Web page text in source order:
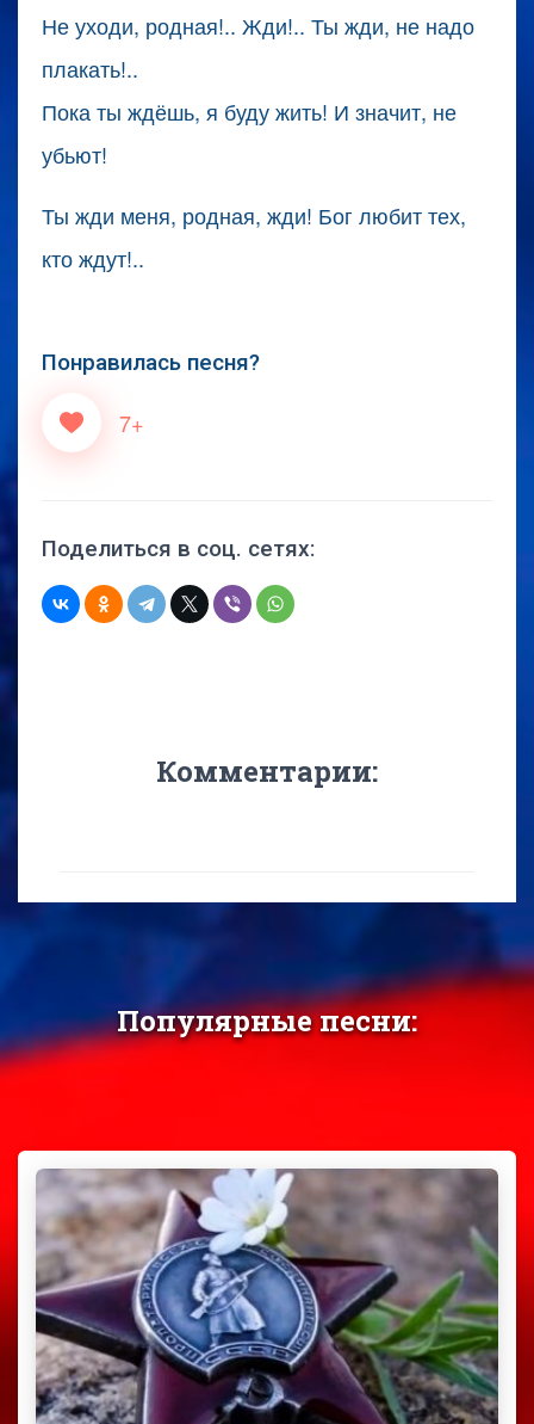
Не уходи, родная!.. Жди!.. Ты жди, не надо
плакать!..
Пока ты ждёшь, я буду жить! И значит, не
убьют!
Ты жди меня, родная, жди! Бог любит тех,
кто ждут!..
Понравилась песня?
7+
Поделиться в соц. сетях:
Комментарии:
Популярные песни: